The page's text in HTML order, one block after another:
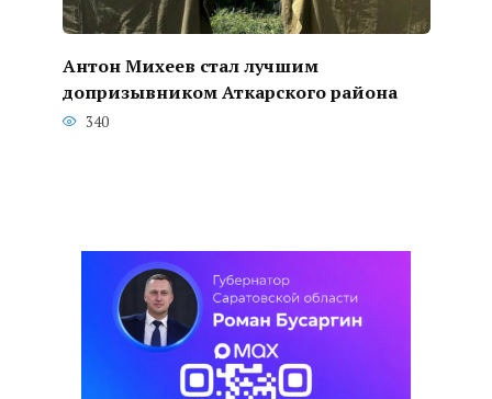
Антон Михеев стал лучшим
допризывником Аткарского района
340